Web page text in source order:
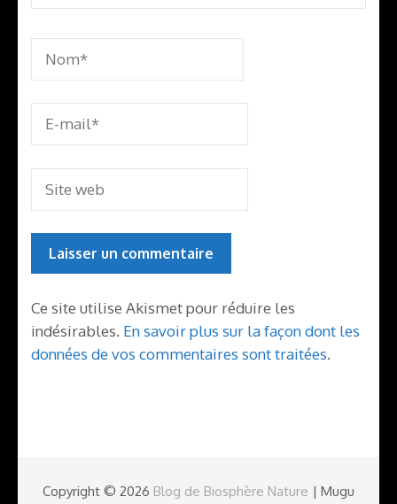
Ce site utilise Akismet pour réduire les
indésirables. En savoir plus sur la façon dont les
données de vos commentaires sont traitées.
Copyright © 2026 Blog de Biosphère Nature | Mugu